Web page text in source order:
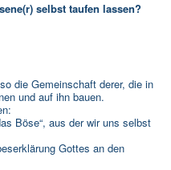
selbst taufen lassen?
die Gemeinschaft derer, die in
und auf ihn bauen.
Böse“, aus der wir uns selbst
Gottes an den